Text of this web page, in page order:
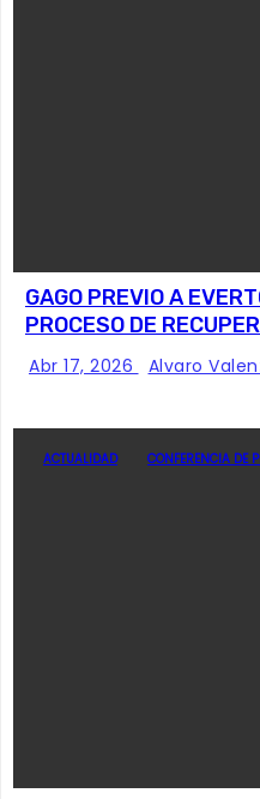
GAGO PREVIO A
PROCESO DE
Abr 17, 2026 Alvaro
ACTUALIDAD CONFERENCIA DE